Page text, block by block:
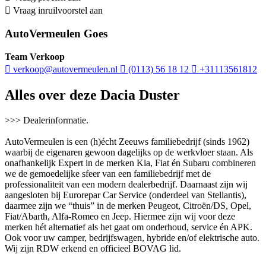
Vraag inruilvoorstel aan
AutoVermeulen Goes
Team Verkoop
verkoop@autovermeulen.nl
(0113) 56 18 12 +31113561812
Alles over deze Dacia Duster
>>> Dealerinformatie.
AutoVermeulen is een (h)écht Zeeuws familiebedrijf (sinds 1962)
waarbij de eigenaren gewoon dagelijks op de werkvloer staan. Als
onafhankelijk Expert in de merken Kia, Fiat én Subaru combineren
we de gemoedelijke sfeer van een familiebedrijf met de
professionaliteit van een modern dealerbedrijf. Daarnaast zijn wij
aangesloten bij Eurorepar Car Service (onderdeel van Stellantis),
daarmee zijn we “thuis” in de merken Peugeot, Citroën/DS, Opel,
Fiat/Abarth, Alfa-Romeo en Jeep. Hiermee zijn wij voor deze
merken hét alternatief als het gaat om onderhoud, service én APK.
Ook voor uw camper, bedrijfswagen, hybride en/of elektrische auto.
Wij zijn RDW erkend en officieel BOVAG lid.